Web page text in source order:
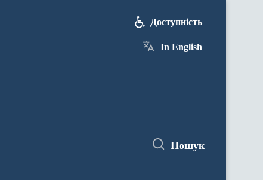
Доступність
In English
Пошук